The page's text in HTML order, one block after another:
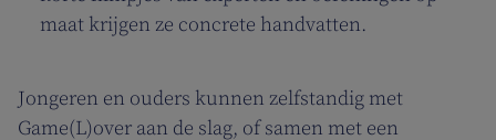
maat krijgen ze concrete handvatten.
Jongeren en ouders kunnen zelfstandig met
Game(L)over aan de slag, of samen met een